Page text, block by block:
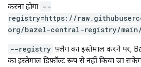
करना होगा --
registry=https://
org/bazel-central-registry/main/
--registry फ़्लैग का इस्तेमाल करने पर,
का इस्तेमाल डिफ़ॉल्ट रूप से नहीं किया जा